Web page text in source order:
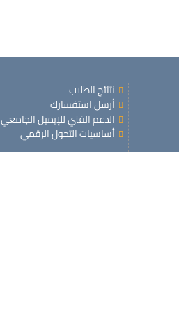
نتائج الطلاب
أرسل استفسارك
الدعم الفني للإيميل الجامعي
أساسيات التحول الرقمي